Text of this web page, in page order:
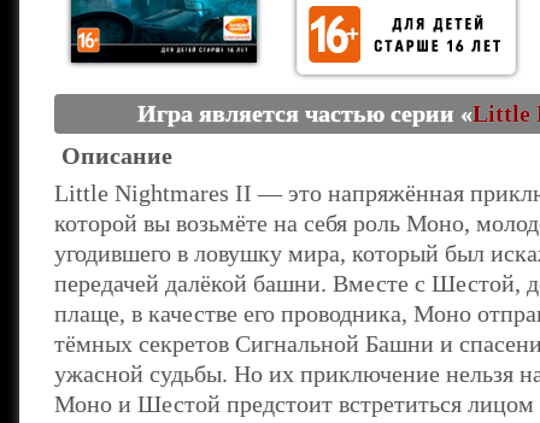
Игра является частью серии «Little
Описание
Little Nightmares II — это напряжённая
которой вы возьмёте на себя роль Моно,
угодившего в ловушку мира, который был
передачей далёкой башни. Вместе с Шестой,
плаще, в качестве его проводника, Моно
тёмных секретов Сигнальной Башни и
ужасной судьбы. Но их приключение нельзя
Моно и Шестой предстоит встретиться лицом